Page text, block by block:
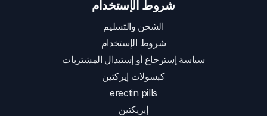
شروط الإستخدام
الشحن والتسليم
شروط الإستخدام
سياسة إسترجاع أو إستبدال المشتريات
كبسولات إيركتين
erectin pills
إيريكتين